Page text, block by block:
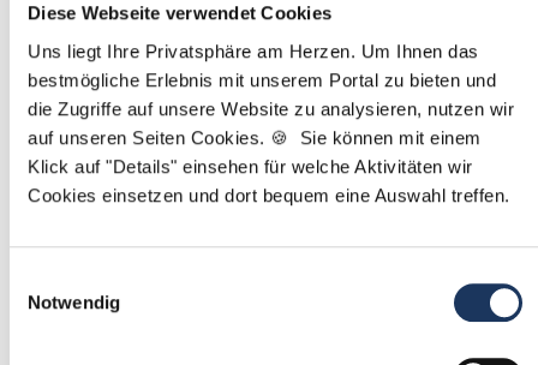
Diese Webseite verwendet Cookies
Uns liegt Ihre Privatsphäre am Herzen. Um Ihnen das
bestmögliche Erlebnis mit unserem Portal zu bieten und
die Zugriffe auf unsere Website zu analysieren, nutzen wir
auf unseren Seiten Cookies. 🍪 Sie können mit einem
Klick auf "Details" einsehen für welche Aktivitäten wir
Cookies einsetzen und dort bequem eine Auswahl treffen.
Notwendig
Stellenanfrage absenden
Schon Stellenanfrage abgesendet? Dann passen Siehier
Ihre Angaben für die Stellensuche an.
Mit*markierte Felder sind Pflichtfelder